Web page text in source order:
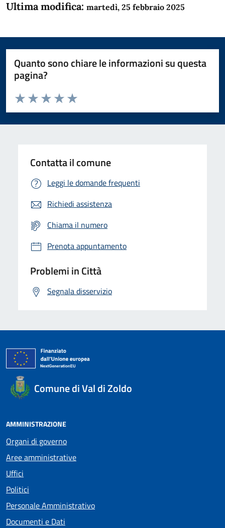
Ultima modifica: martedì, 25 febbraio 2025
Quanto sono chiare le informazioni su questa
pagina?
Domanda
Valuta da 1 a 5 stelle la pagina
Valuta 5 stelle su 5
Valuta 4 stelle su 5
Valuta 3 stelle su 5
Valuta 2 stelle su 5
Valuta 1 stelle su 5
Contatta il comune
Leggi le domande frequenti
Richiedi assistenza
Chiama il numero
Prenota appuntamento
Problemi in Città
Segnala disservizio
Comune di Val di Zoldo
AMMINISTRAZIONE
Organi di governo
Aree amministrative
Uffici
Politici
Personale Amministrativo
Documenti e Dati